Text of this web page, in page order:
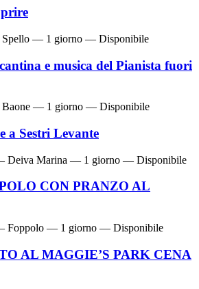
— 1 giorno — Disponibile
e musica del Pianista fuori
— 1 giorno — Disponibile
a Sestri Levante
Deiva Marina — 1 giorno — Disponibile
CON PRANZO AL
Foppolo — 1 giorno — Disponibile
AL MAGGIE’S PARK CENA